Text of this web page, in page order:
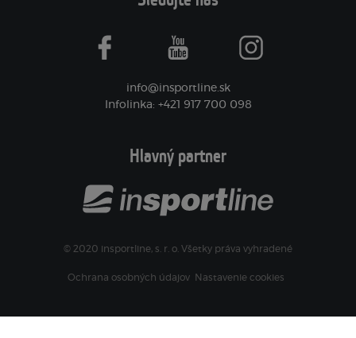
facebook youtube instagram
info@insportline.sk
Infolinka: +421 917 700 098
Hlavný partner
© 2020 insportline, s. r. o. Všetky práva vyhradené
Ochrana osobných údajov Nastavenie cookies